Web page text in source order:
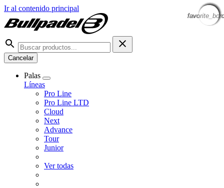
Ir al contenido principal
Cancelar
Palas
Líneas
Pro Line
Pro Line LTD
Cloud
Next
Advance
Tour
Junior
Ver todas